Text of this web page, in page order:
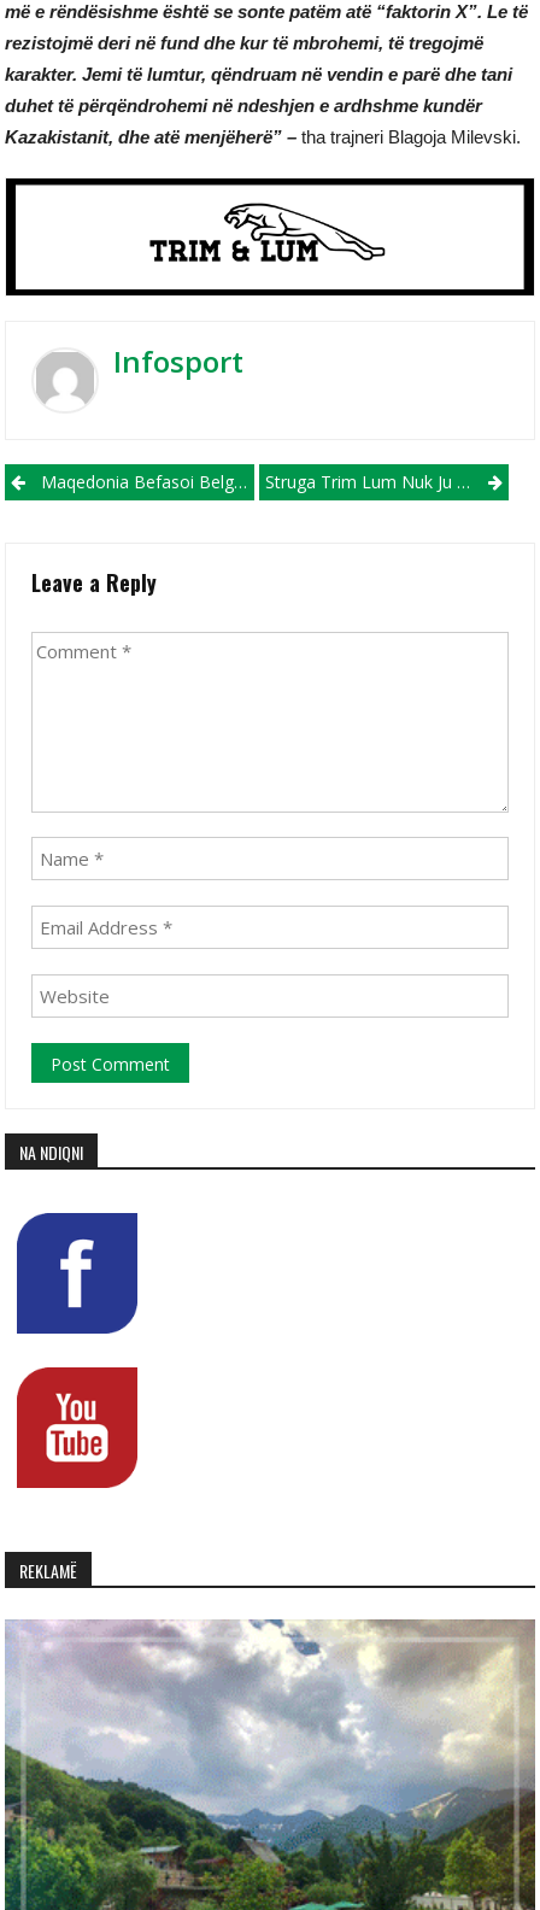
më e rëndësishme është se sonte patëm atë “faktorin X”. Le të
rezistojmë deri në fund dhe kur të mbrohemi, të tregojmë
karakter. Jemi të lumtur, qëndruam në vendin e parë dhe tani
duhet të përqëndrohemi në ndeshjen e ardhshme kundër
Kazakistanit, dhe atë menjëherë” – tha trajneri Blagoja Milevski.
Infosport
Post navigation
Maqedonia Befasoi Belgjikën Në Gent! (VIDEO) Struga Trim Lum Nuk Ju Ndahte Fitoreve, Fiton Miqësoren Në Korçë Ndaj Skënderbeut
Leave a Reply
NA NDIQNI
REKLAMË